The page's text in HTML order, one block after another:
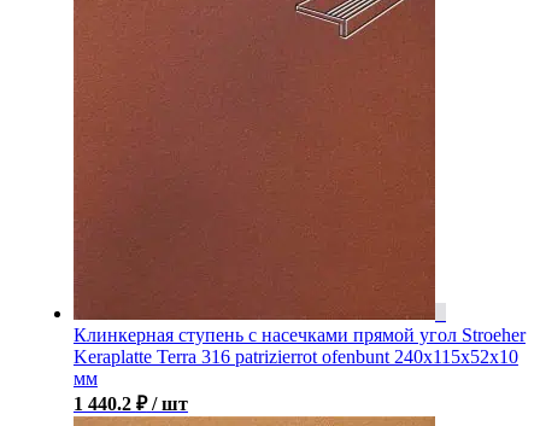
Клинкерная ступень с насечками прямой угол Stroeher
Keraplatte Terra 316 patrizierrot ofenbunt 240х115х52х10
мм
1 440.2 ₽ / шт